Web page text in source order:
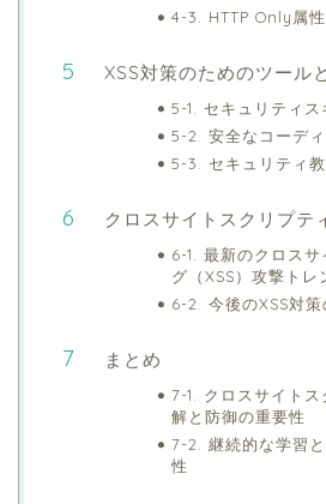
4-3. HTTP Only属
XSS対策のためのツール
5-1. セキュリティス
5-2. 安全なコーデ
5-3. セキュリティ
クロスサイトスクリプテ
6-1. 最新のクロス
グ（XSS）攻撃トレ
6-2. 今後のXSS対策
まとめ
7-1. クロスサイト
解と防御の重要性
7-2. 継続的な学習
性